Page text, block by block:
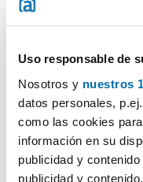
Uso responsable de
Nosotros y nuestros
datos personales,
como las cookies
información en su
publicidad y
publicidad y
990€
Los Castros - Castrillón,
Contatta